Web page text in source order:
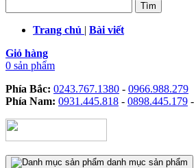
Trang chủ | Bài viết
Giỏ hàng
0 sản phẩm
Phía Bắc: 0243.767.1380 - 0966.988.279
Phía Nam: 0931.445.818 - 0898.445.179 -
danh mục sản phẩm